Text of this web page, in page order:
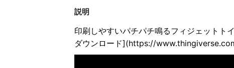
説明
印刷しやすいパチパチ鳴るフィジェットトイ
ダウンロード](https://